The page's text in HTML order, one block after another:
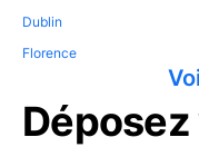
Dublin
Florence